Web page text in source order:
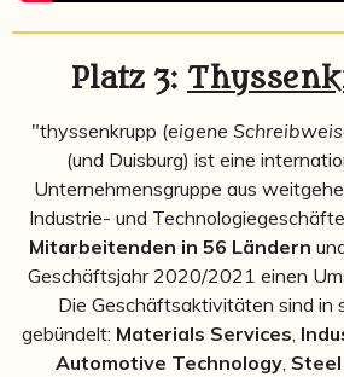
Platz 3:
"thyssenkrupp (eigene
(und Duisburg) ist eine
Unternehmensgruppe aus
Industrie- und
Mitarbeitenden in 56 Ländern
Geschäftsjahr 2020/2021 einen
Die Geschäftsaktivitäten sind in
gebündelt: Materials Services
Automotive Technology,